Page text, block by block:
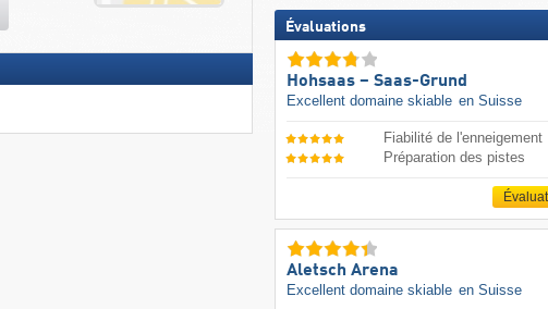
Évaluations
Hohsaas – Saas-Grund
Excellent domaine skiable en Suisse
Fiabilité de l'enneigement
Préparation des pistes
Aletsch Arena
Excellent domaine skiable en Suisse